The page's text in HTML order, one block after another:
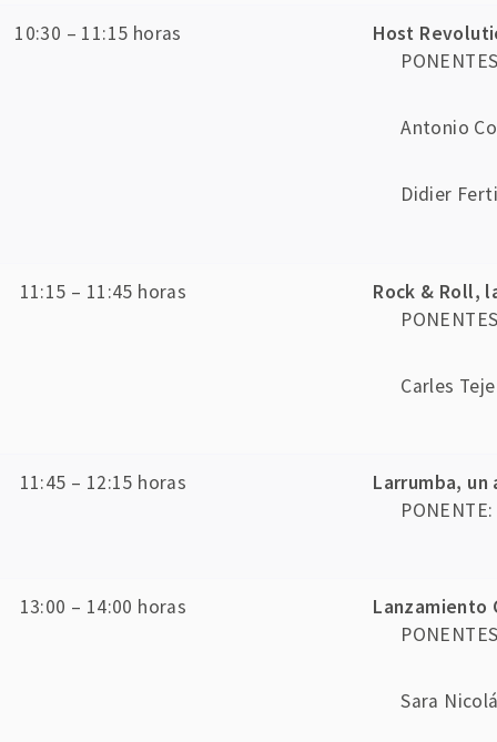
10:30 – 11:15 horas
Host
Antonio
Didier
11:15 – 11:45 horas
Rock & Roll,
Carles
11:45 – 12:15 horas
Larrumba,
13:00 – 14:00 horas
Lanzamiento
Sara